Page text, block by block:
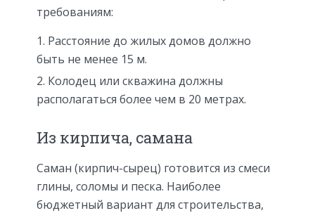
требованиям:
Расстояние до жилых домов должно
быть не менее 15 м.
Колодец или скважина должны
располагаться более чем в 20 метрах.
Из кирпича, самана
Саман (кирпич-сырец) готовится из смеси
глины, соломы и песка. Наиболее
бюджетный вариант для строительства,